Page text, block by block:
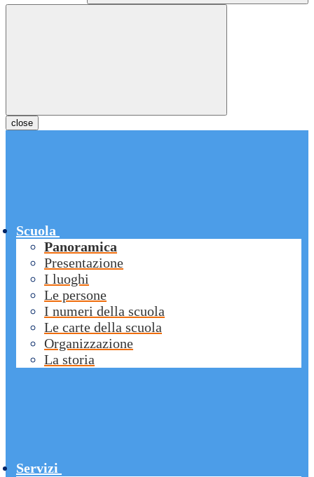
close
Scuola
Panoramica
Presentazione
I luoghi
Le persone
I numeri della scuola
Le carte della scuola
Organizzazione
La storia
Servizi